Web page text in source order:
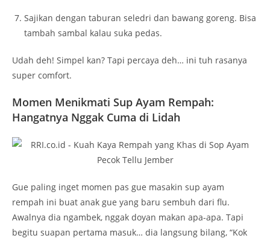
Sajikan dengan taburan seledri dan bawang goreng. Bisa
tambah sambal kalau suka pedas.
Udah deh! Simpel kan? Tapi percaya deh… ini tuh rasanya
super comfort.
Momen Menikmati Sup Ayam Rempah:
Hangatnya Nggak Cuma di Lidah
Gue paling inget momen pas gue masakin sup ayam
rempah ini buat anak gue yang baru sembuh dari flu.
Awalnya dia ngambek, nggak doyan makan apa-apa. Tapi
begitu suapan pertama masuk… dia langsung bilang, “Kok